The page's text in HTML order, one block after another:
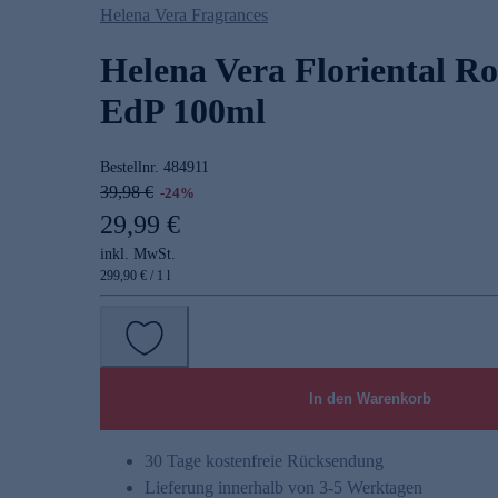
Helena Vera Fragrances
Helena Vera Floriental
EdP 100ml
Bestellnr. 484911
39,98 € -24%
29,99 €
inkl. MwSt.
299,90 € / 1 l
In den Warenkorb
30 Tage kostenfreie Rücksendung
Lieferung innerhalb von 3-5 Werktagen